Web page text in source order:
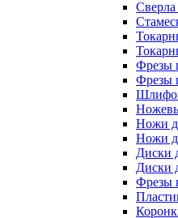
Сверла
Фрезы
Фрезы
Ножи
Ножи
Диски
Диски
Фрезы